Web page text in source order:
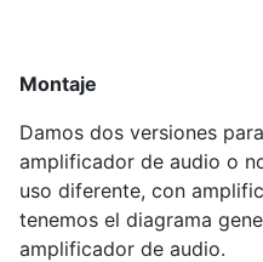
Montaje
Damos dos versiones
amplificador de audio o
uso diferente, con
tenemos el diagrama
amplificador de audio.